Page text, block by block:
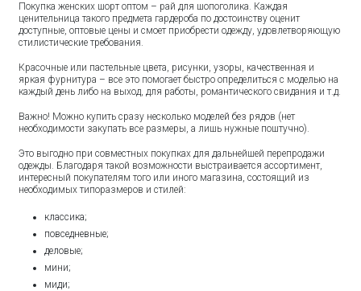
Покупка женских шорт оптом – рай для шопоголика. Каждая
ценительница такого предмета гардероба по достоинству оценит
доступные, оптовые цены и смоет приобрести одежду, удовлетворяющую
стилистические требования.
Красочные или пастельные цвета, рисунки, узоры, качественная и
яркая фурнитура – все это помогает быстро определиться с моделью на
каждый день либо на выход, для работы, романтического свидания и т.д.
Важно! Можно купить сразу несколько моделей без рядов (нет
необходимости закупать все размеры, а лишь нужные поштучно).
Это выгодно при совместных покупках для дальнейшей перепродажи
одежды. Благодаря такой возможности выстраивается ассортимент,
интересный покупателям того или иного магазина, состоящий из
необходимых типоразмеров и стилей:
классика;
повседневные;
деловые;
мини;
миди;